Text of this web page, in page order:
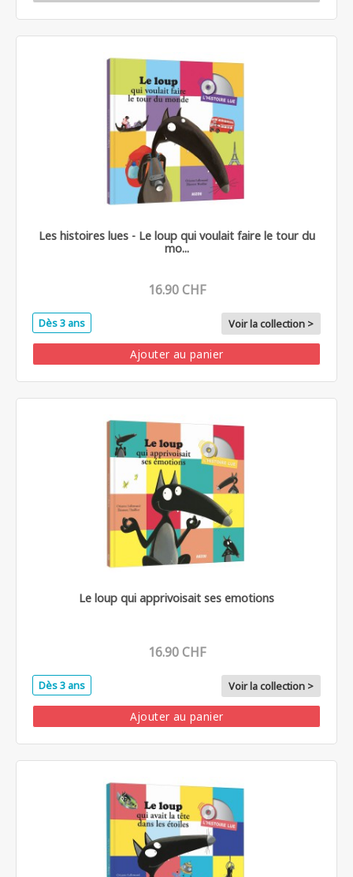
Les histoires lues - Le loup qui voulait faire le tour du
mo...
16.90 CHF
Dès 3 ans Voir la collection >
Ajouter au panier
Le loup qui apprivoisait ses emotions
16.90 CHF
Dès 3 ans Voir la collection >
Ajouter au panier